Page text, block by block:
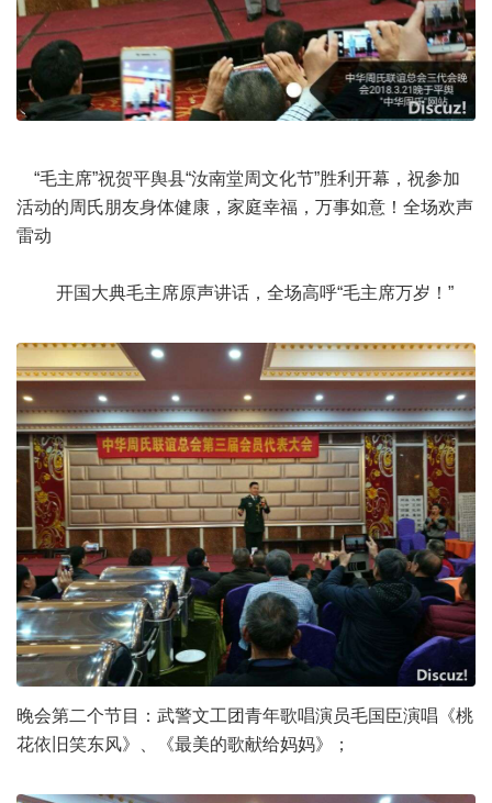
“毛主席”祝贺平舆县“汝南堂周文化节”胜利开幕，祝参加
活动的周氏朋友身体健康，家庭幸福，万事如意！全场欢声
雷动
开国大典毛主席原声讲话，全场高呼“毛主席万岁！”
晚会第二个节目：武警文工团青年歌唱演员毛国臣演唱《桃
花依旧笑东风》、《最美的歌献给妈妈》；